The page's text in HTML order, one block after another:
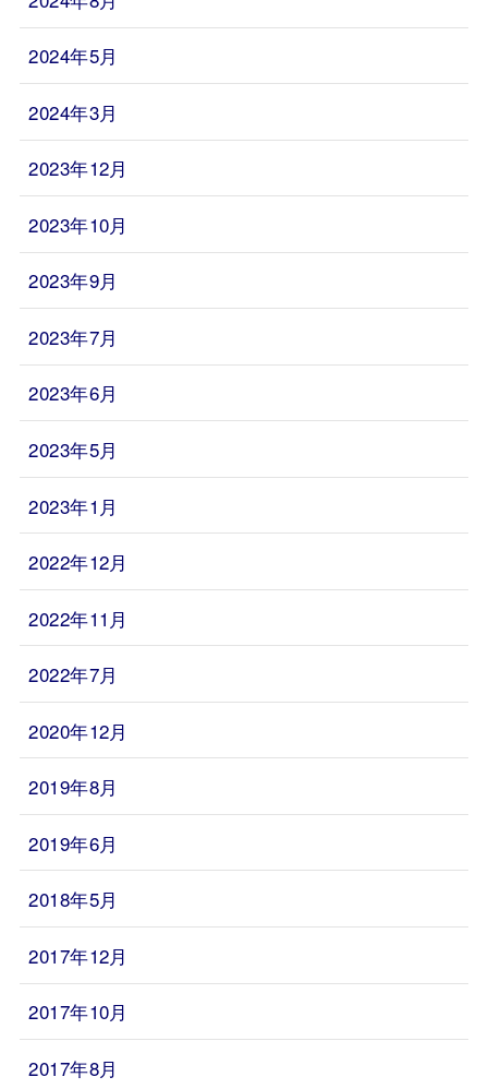
2024年5月
2024年3月
2023年12月
2023年10月
2023年9月
2023年7月
2023年6月
2023年5月
2023年1月
2022年12月
2022年11月
2022年7月
2020年12月
2019年8月
2019年6月
2018年5月
2017年12月
2017年10月
2017年8月